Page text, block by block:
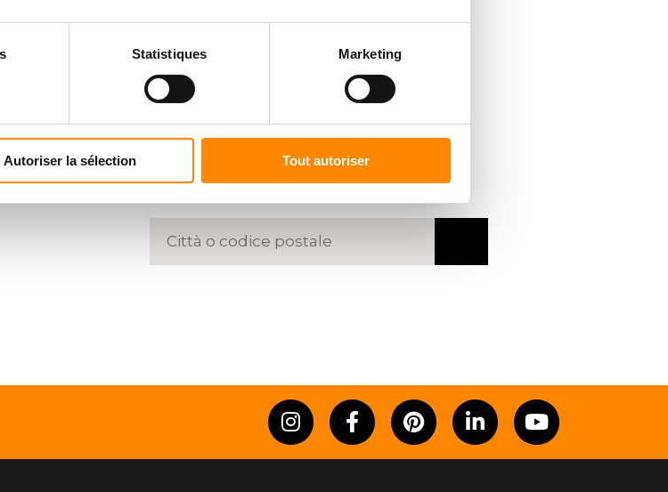
Statistiques Marketing
Autoriser la sélection Tout autoriser
TROVA UNRIVENDITORE
Inserire un codice postale o una città